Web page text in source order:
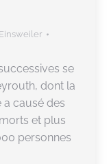
se
dont la
causé des
et plus
personnes